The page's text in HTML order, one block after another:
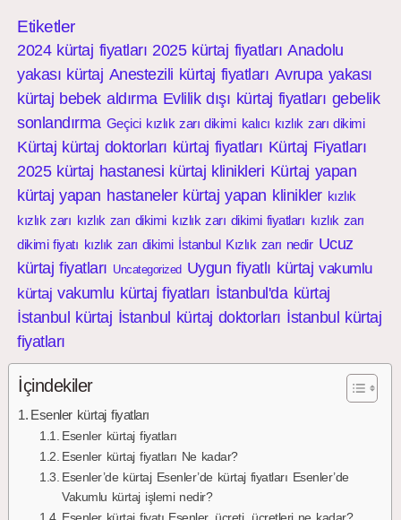
Etiketler
2024 kürtaj fiyatları 2025 kürtaj fiyatları Anadolu
yakası kürtaj Anestezili kürtaj fiyatları Avrupa yakası
kürtaj bebek aldırma Evlilik dışı kürtaj fiyatları gebelik
sonlandırma Geçici kızlık zarı dikimi kalıcı kızlık zarı dikimi
Kürtaj kürtaj doktorları kürtaj fiyatları Kürtaj Fiyatları
2025 kürtaj hastanesi kürtaj klinikleri Kürtaj yapan
kürtaj yapan hastaneler kürtaj yapan klinikler kızlık
kızlık zarı kızlık zarı dikimi kızlık zarı dikimi fiyatları kızlık zarı
dikimi fiyatı kızlık zarı dikimi İstanbul Kızlık zarı nedir Ucuz
kürtaj fiyatları Uncategorized Uygun fiyatlı kürtaj vakumlu
kürtaj vakumlu kürtaj fiyatları İstanbul'da kürtaj
İstanbul kürtaj İstanbul kürtaj doktorları İstanbul kürtaj
fiyatları
İçindekiler
Esenler kürtaj fiyatları
Esenler kürtaj fiyatları
Esenler kürtaj fiyatları Ne kadar?
Esenler’de kürtaj Esenler’de kürtaj fiyatları Esenler’de
Vakumlu kürtaj işlemi nedir?